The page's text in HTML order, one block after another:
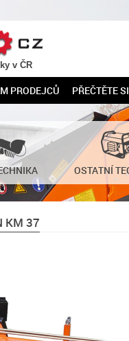
v ČR
PRODEJCŮ PŘEČTĚTE SI
OSTATNÍ
KM 37